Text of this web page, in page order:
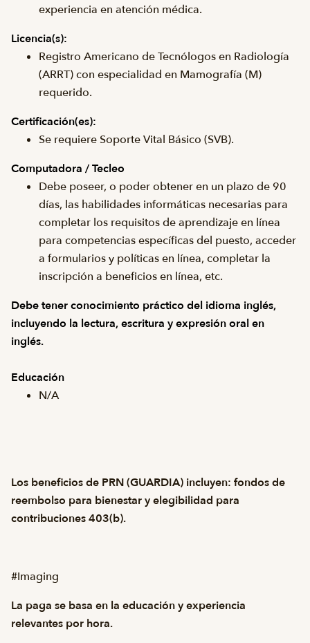
experiencia en atención médica.
Licencia(s):
Registro Americano de Tecnólogos en Radiología
(ARRT) con especialidad en Mamografía (M)
requerido.
Certificación(es):
Se requiere Soporte Vital Básico (SVB).
Computadora / Tecleo
Debe poseer, o poder obtener en un plazo de 90
días, las habilidades informáticas necesarias para
completar los requisitos de aprendizaje en línea
para competencias específicas del puesto, acceder
a formularios y políticas en línea, completar la
inscripción a beneficios en línea, etc.
Debe tener conocimiento práctico del idioma inglés,
incluyendo la lectura, escritura y expresión oral en
inglés.
Educación
N/A
Los beneficios de PRN (GUARDIA) incluyen: fondos de
reembolso para bienestar y elegibilidad para
contribuciones 403(b).
#Imaging
La paga se basa en la educación y experiencia
relevantes por hora.